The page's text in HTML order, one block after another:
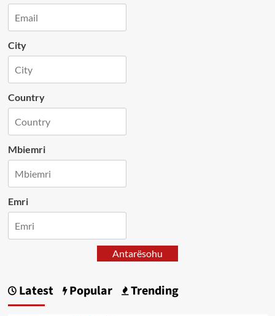
City
Country
Mbiemri
Emri
Antarësohu
Latest Popular Trending